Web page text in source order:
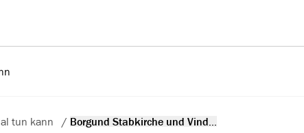
tun kann / Borgund Stabkirche und Vind...